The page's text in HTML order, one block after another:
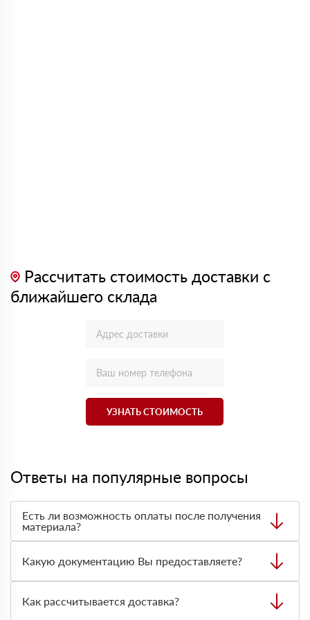
Рассчитать стоимость доставки с
ближайшего склада
УЗНАТЬ СТОИМОСТЬ
Ответы на популярные вопросы
Есть ли возможность оплаты после получения
материала?
оплата по факту получения товара. При этом, если
доставленный товар был ненадлежащего качества, то
Вы вправе от него отказаться.
Какую документацию Вы предоставляете?
сертификаты и паспорта качества, а также товарно-
транспортную накладную.
Как рассчитывается доставка?